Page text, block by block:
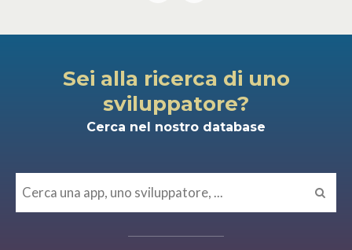
Sei alla ricerca di uno
sviluppatore?
Cerca nel nostro database